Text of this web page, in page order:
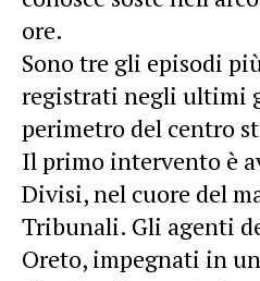
ore.
Sono tre gli episodi
registrati negli ultimi
perimetro del centro
Il primo intervento è
Divisi, nel cuore del
Tribunali. Gli agenti
Oreto, impegnati in